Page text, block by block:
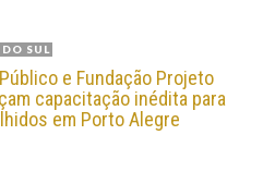
SUL
e Fundação Projeto
capacitação inédita para
em Porto Alegre